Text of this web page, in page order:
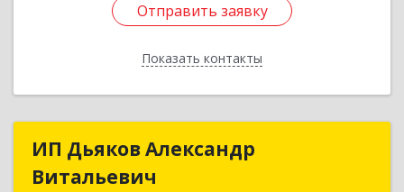
Отправить заявку
Показать контакты
Отправить заявку
Назад
ИП Дьяков Александр
Витальевич
ИП Дьяков Александр